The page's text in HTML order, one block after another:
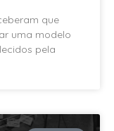
que
uma modelo
pela